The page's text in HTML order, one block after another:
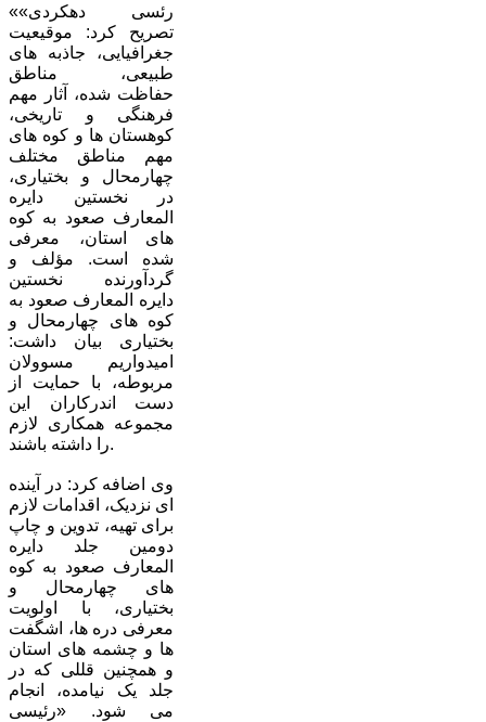
«رئسی دهکردی»
تصریح کرد: موقیعیت
جغرافیایی، جاذبه های
طبیعی، مناطق
حفاظت شده، آثار مهم
فرهنگی و تاریخی،
کوهستان ها و کوه های
مهم مناطق مختلف
چهارمحال و بختیاری،
در نخستین دایره
المعارف صعود به کوه
های استان، معرفی
شده است. مؤلف و
گردآورنده نخستین
دایره المعارف صعود به
کوه های چهارمحال و
بختیاری بیان داشت:
امیدواریم مسوولان
مربوطه، با حمایت از
دست اندرکاران این
مجموعه همکاری لازم
را داشته باشند.
وی اضافه کرد: در آینده
ای نزدیک، اقدامات لازم
برای تهیه، تدوین و چاپ
دومین جلد دایره
المعارف صعود به کوه
های چهارمحال و
بختیاری، با اولویت
معرفی دره ها، اشگفت
ها و چشمه های استان
و همچنین قللی که در
جلد یک نیامده، انجام
می شود. «رئیسی